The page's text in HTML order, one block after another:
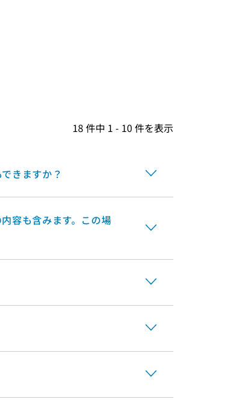
18 件中 1 - 10 件を表示
きますか？
容も含みます。この場